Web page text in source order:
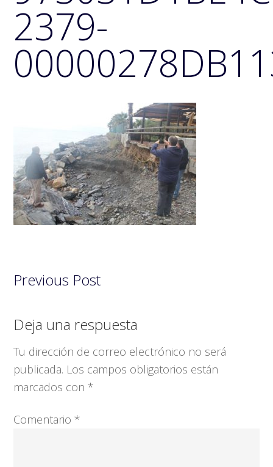
2379-
Previous Post
Interacciones
con
los
lectores
Deja una respuesta
Tu dirección de correo electrónico no será
publicada. Los campos obligatorios están
marcados con*
Comentario*